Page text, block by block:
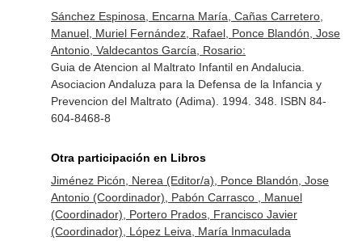
Sánchez Espinosa, Encarna María, Cañas Carretero,
Manuel, Muriel Fernández, Rafael, Ponce Blandón, Jose
Antonio, Valdecantos García, Rosario:
Guia de Atencion al Maltrato Infantil en Andalucia.
Asociacion Andaluza para la Defensa de la Infancia y
Prevencion del Maltrato (Adima). 1994. 348. ISBN 84-
604-8468-8
Otra participación en Libros
Jiménez Picón, Nerea (Editor/a), Ponce Blandón, Jose
Antonio (Coordinador), Pabón Carrasco , Manuel
(Coordinador), Portero Prados, Francisco Javier
(Coordinador), López Leiva, María Inmaculada